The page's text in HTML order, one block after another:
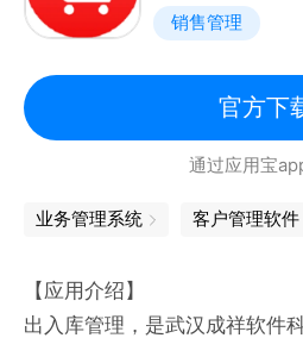
销售管理
官方下
通过应用宝
业务管理系统 客户管理软件
【应用介绍】
出入库管理，是武汉成祥软件